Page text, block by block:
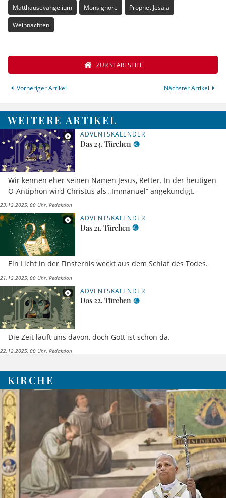
Matthäusevangelium Monsignore Prophet Jesaja
Weihnachten
Vorheriger Artikel
ZUR STARTSEITE
Nächster Artikel
WEITERE ARTIKEL
ADVENTSKALENDER
Das 23. Türchen
Wir kennen eher seinen Namen Jesus, Retter. In der heutigen
O-Antiphon wird Christus als „Immanuel“ angekündigt.
23.12.2025, 00 Uhr Redaktion
ADVENTSKALENDER
Das 21. Türchen
Ein Licht in der Finsternis weckt aus dem Schlaf des Todes.
21.12.2025, 00 Uhr Redaktion
ADVENTSKALENDER
Das 22. Türchen
Die Zeit läuft uns davon, doch Gott ist schon da.
22.12.2025, 00 Uhr Redaktion
KIRCHE